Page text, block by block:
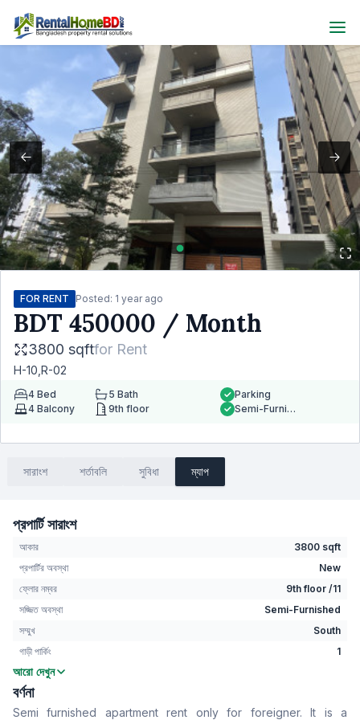
FOR RENT Posted: 1 year ago
BDT 450000 / Month
3800 sqftfor Rent
H-10,R-02
4 Bed 5 Bath
4 Balcony 9th floor
Parking
Semi-Furnished
সারাংশ শর্তাবলি সুবিধা ম্যাপ
প্রপার্টি সারাংশ
আকার
3800 sqft
প্রপার্টির অবস্থা
New
ফ্লোর নম্বর
9th floor /11
সজ্জিত অবস্থা
Semi-Furnished
সম্মুখ
South
গাড়ী পার্কিং
1
বেডরুম
বাথরুম
বসার রুম
Yes
আরো দেখুন
বর্ণনা
Semi furnished apartment rent only for foreigner. It is a